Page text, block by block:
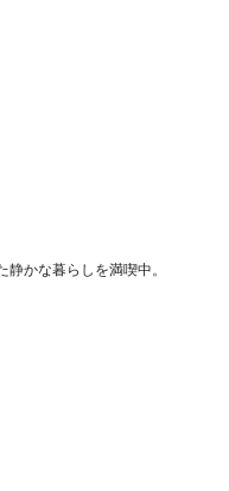
かな暮らしを満喫中。